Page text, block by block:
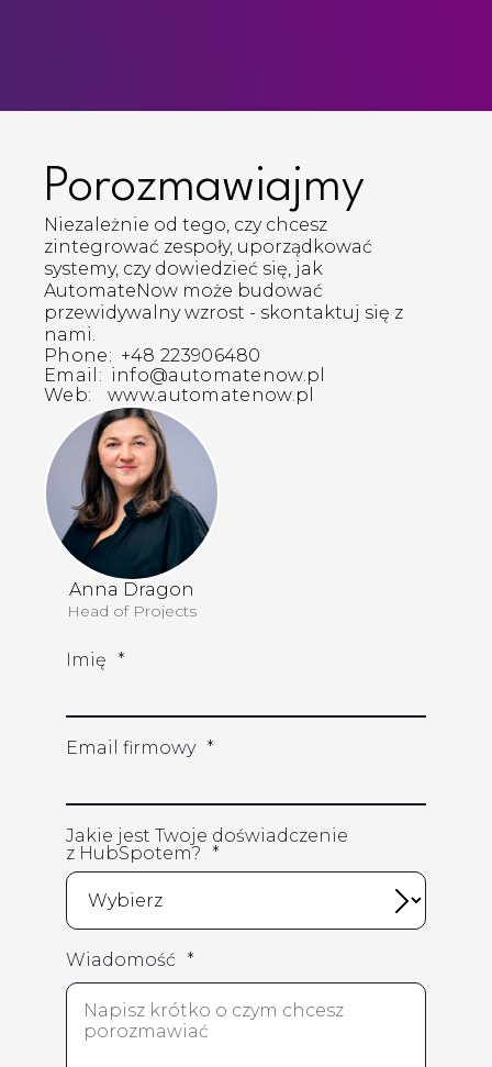
Porozmawiajmy
Niezależnie od tego, czy chcesz
zintegrować zespoły, uporządkować
systemy, czy dowiedzieć się, jak
AutomateNow może budować
przewidywalny wzrost - skontaktuj się z
nami.
Phone: +48 223906480
Email: info@automatenow.pl
Web:
www.automatenow.pl
Anna Dragon
Head of Projects
Imię *
Email firmowy *
Jakie jest Twoje doświadczenie
z HubSpotem?
*
Wiadomość *